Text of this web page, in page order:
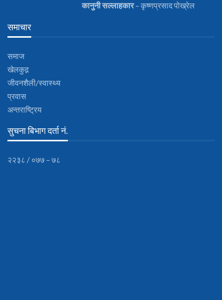
कानुनीसल्लाहकार– कृष्णप्रसाद पोख्रेल
समाचार
समाज
खेलकुद़़
जीवनशैली/स्वास्थ्य
प्रवास
अन्तराष्ट्रिय
सुचना बिभाग दर्ता नं.
२२३८ / ०७७ – ७८